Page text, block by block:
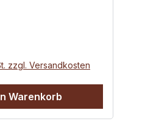
sind
Abwechslung für
können natürlich
werden, z.
als Panna Cotta
auch mit Schoko-
zzgl. Versandkosten
Warenkorb